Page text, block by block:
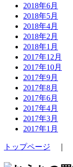
2018年6月
2018年5月
2018年4月
2018年2月
2018年1月
2017年12月
2017年10月
2017年9月
2017年8月
2017年6月
2017年4月
2017年3月
2017年1月
トップページ